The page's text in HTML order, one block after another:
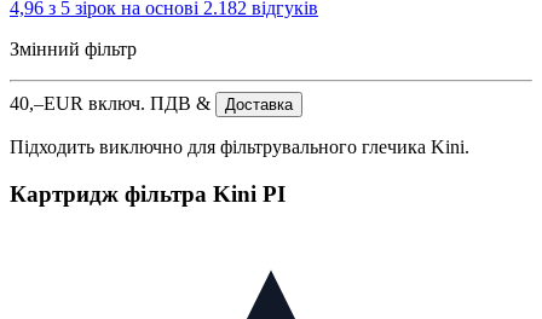
4,96 з 5 зірок на основі 2.182 відгуків
Змінний фільтр
40,–EUR включ. ПДВ & Доставка
Підходить виключно для фільтрувального глечика Kini.
Картридж фільтра Kini PI